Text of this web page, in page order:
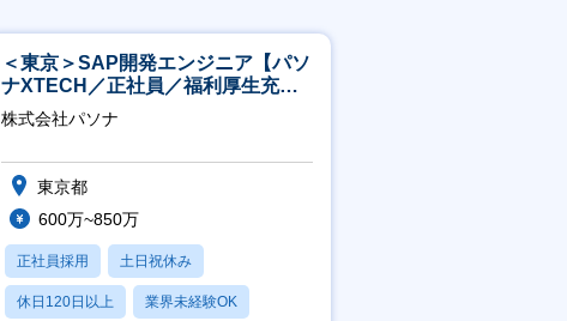
＜東京＞SAP開発エンジニア【パソ
ナXTECH／正社員／福利厚生充実
◎】
株式会社パソナ
東京都
600万~850万
正社員採用 土日祝休み
休日120日以上 業界未経験OK